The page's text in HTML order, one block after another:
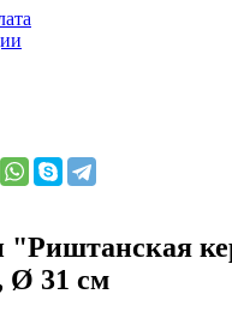
"Риштанская
Ø 31 см